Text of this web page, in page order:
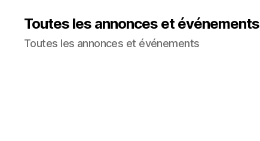
Toutes les annonces et événements
Toutes les annonces et événements